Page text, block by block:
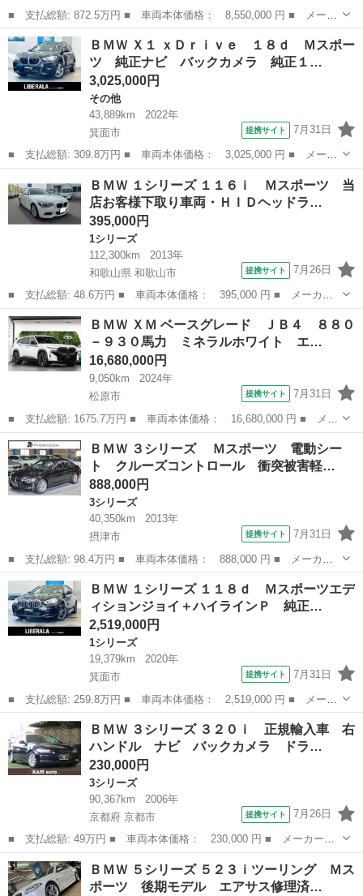
■ 支払総額: 872.5万円 ■ 車両本体価格： 8,550,000 円 ■ メーカ
ー名： ＢＭＷ ■ 車種名： Ｍ５ ■ グレード名： コンペティシ
ョン 弊社下取ワンオーナー車 アダプティブＭサスペンション
ヘッドア...
大阪 吹田市
ＢＭＷ Ｘ１ ｘＤｒｉｖｅ １８ｄ Ｍスポー
ツ 純正ナビ バックカメラ 純正１…
3,025,000円
その他
43,889km
2022年
箕面市
提携サイト 7月31日
■ 支払総額: 309.8万円 ■ 車両本体価格： 3,025,000 円 ■ メーカ
ー名： ＢＭＷ ■ 車種名： Ｘ１ ■ グレード名： ｘＤｒｉｖ
ｅ １８ｄ Ｍスポーツ 純正ナビ バックカメラ 純正１８インチ
ＡＷ ＬＥ...
ＢＭＷ １シリーズ １１６ｉ Ｍスポーツ 当
店お客様下取り車両・ＨＩＤヘッドラ…
395,000円
1シリーズ
112,300km
2013年
和歌山県 和歌山市
提携サイト 7月26日
■ 支払総額: 48.6万円 ■ 車両本体価格： 395,000 円 ■ メーカー
名： ＢＭＷ ■ 車種名： １シリーズ ■ グレード名： １１６
ｉ Ｍスポーツ 当店お客様下取り車両・ＨＩＤヘッドライト・スマ
ートキー×２・...
和歌山 和歌山市 1シリーズ
ＢＭＷ ＸＭ ベースグレード ＪＢ４ ８８０
－９３０馬力 ミネラルホワイト エ…
16,680,000円
9,050km
2024年
松原市
提携サイト 7月31日
■ 支払総額: 1675.7万円 ■ 車両本体価格： 16,680,000 円 ■ メー
カー名： ＢＭＷ ■ 車種名： ＸＭ ■ グレード名： ベースグレ
ード ＪＢ４ ８８０－９３０馬力 ミネラルホワイト エクステン
ドシャ...
大阪 松原市
ＢＭＷ ３シリーズ Ｍスポーツ 電動シー
ト クルーズコントロール 衝突被害軽…
888,000円
3シリーズ
40,350km
2013年
摂津市
提携サイト 7月31日
■ 支払総額: 98.4万円 ■ 車両本体価格： 888,000 円 ■ メーカー
名： ＢＭＷ ■ 車種名： ３シリーズ ■ グレード名： Ｍスポ
ーツ 電動シート クルーズコントロール 衝突被害軽減ブレーキ
横滑り防止装...
大阪 摂津市
ＢＭＷ １シリーズ １１８ｄ Ｍスポーツエデ
ィションジョイ＋ハイラインＰ 純正…
2,519,000円
1シリーズ
19,379km
2020年
箕面市
提携サイト 7月31日
■ 支払総額: 259.8万円 ■ 車両本体価格： 2,519,000 円 ■ メーカ
ー名： ＢＭＷ ■ 車種名： １シリーズ ■ グレード名： １１８
ｄ Ｍスポーツエディションジョイ＋ハイラインＰ 純正ナビ バッ
クカメラ...
大阪 箕面市
ＢＭＷ ３シリーズ ３２０ｉ 正規輸入車 右
ハンドル ナビ バックカメラ ドラ…
230,000円
3シリーズ
90,367km
2006年
京都府 京都市
提携サイト 7月26日
■ 支払総額: 49万円 ■ 車両本体価格： 230,000 円 ■ メーカー
名： ＢＭＷ ■ 車種名： ３シリーズ ■ グレード名： ３２０
ｉ 正規輸入車 右ハンドル ナビ バックカメラ ドライブレコー
ダー ＥＴＣ パワ...
京都 京都市
ＢＭＷ ５シリーズ ５２３ｉツーリング Ｍス
ポーツ 後期モデル エアサス修理済…